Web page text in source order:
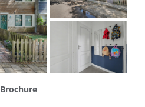
Brochure